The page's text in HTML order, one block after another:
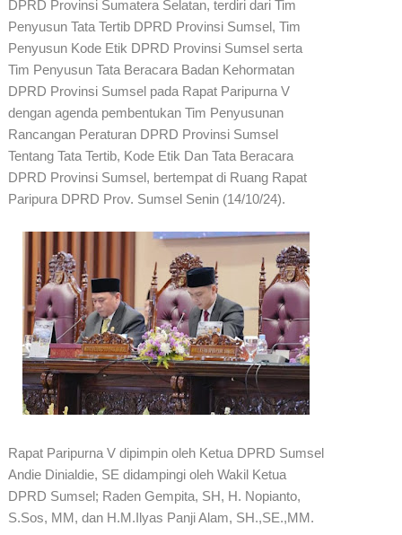
DPRD Provinsi Sumatera Selatan, terdiri dari Tim
Penyusun Tata Tertib DPRD Provinsi Sumsel, Tim
Penyusun Kode Etik DPRD Provinsi Sumsel serta
Tim Penyusun Tata Beracara Badan Kehormatan
DPRD Provinsi Sumsel pada Rapat Paripurna V
dengan agenda pembentukan Tim Penyusunan
Rancangan Peraturan DPRD Provinsi Sumsel
Tentang Tata Tertib, Kode Etik Dan Tata Beracara
DPRD Provinsi Sumsel, bertempat di Ruang Rapat
Paripura DPRD Prov. Sumsel Senin (14/10/24).
Rapat Paripurna V dipimpin oleh Ketua DPRD Sumsel
Andie Dinialdie, SE didampingi oleh Wakil Ketua
DPRD Sumsel; Raden Gempita, SH, H. Nopianto,
S.Sos, MM, dan H.M.Ilyas Panji Alam, SH.,SE.,MM.